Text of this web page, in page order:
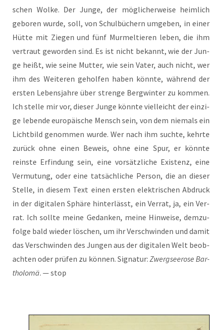
schen Wol­ke. Der Jun­ge, der mög­li­cher­wei­se heim­lich
gebo­ren wur­de, soll, von Schul­bü­chern umge­ben, in einer
Hüt­te mit Zie­gen und fünf Mur­mel­tie­ren leben, die ihm
ver­traut gewor­den sind. Es ist nicht bekannt, wie der Jun­
ge heißt, wie sei­ne Mut­ter, wie sein Vater, auch nicht, wer
ihm des Wei­te­ren gehol­fen haben könn­te, wäh­rend der
ers­ten Lebens­jah­re über stren­ge Berg­win­ter zu kom­men.
Ich stel­le mir vor, die­ser Jun­ge könn­te viel­leicht der ein­zi­
ge leben­de euro­päi­sche Mensch sein, von dem nie­mals ein
Licht­bild genom­men wur­de. Wer nach ihm such­te, kehr­te
zurück ohne einen Beweis, ohne eine Spur, er könn­te
reins­te Erfin­dung sein, eine vor­sätz­li­che Exis­tenz, eine
Ver­mu­tung, oder eine tat­säch­li­che Per­son, die an die­ser
Stel­le, in die­sem Text einen ers­ten elek­tri­schen Abdruck
in der digi­ta­len Sphä­re hin­ter­lässt, ein Ver­rat, ja, ein Ver­
rat. Ich soll­te mei­ne Gedan­ken, mei­ne Hin­wei­se, dem­zu­
fol­ge bald wie­der löschen, um ihr Ver­schwin­den und damit
das Ver­schwin­den des Jun­gen aus der digi­ta­len Welt beob­
ach­ten oder prü­fen zu kön­nen. Signa­tur: Zwerg­see­ro­se Bar­
tho­lo­mä. — stop